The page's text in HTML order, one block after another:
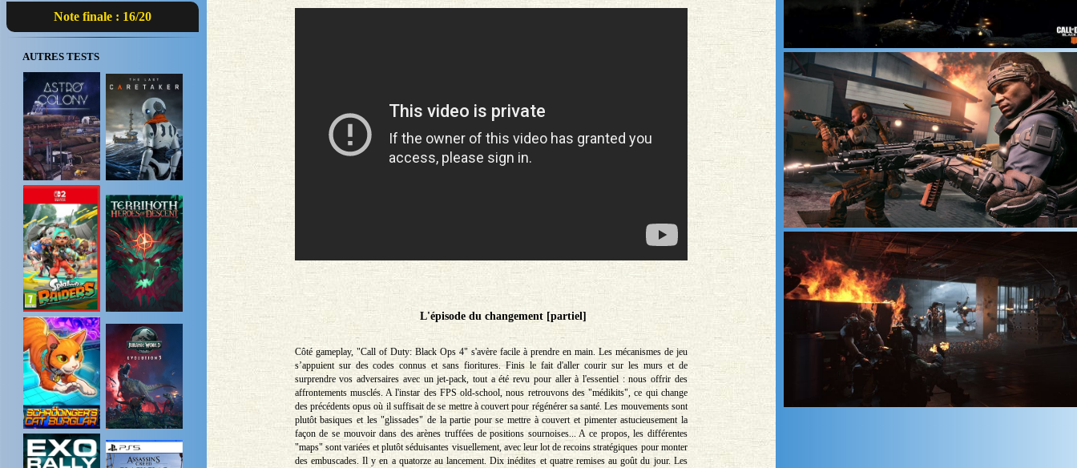
Note finale : 16/20
AUTRES TESTS
L'épisode du changement [partiel]
Côté gameplay, "Call of Duty: Black Ops 4" s'avère facile à prendre en main. Les mécanismes de jeu
s’appuient sur des codes connus et sans fioritures. Finis le fait d'aller courir sur les murs et de
surprendre vos adversaires avec un jet-pack, tout a été revu pour aller à l'essentiel : nous offrir des
affrontements musclés. A l'instar des FPS old-school, nous retrouvons des "médikits", ce qui change
des précédents opus où il suffisait de se mettre à couvert pour régénérer sa santé. Les mouvements sont
plutôt basiques et les "glissades" de la partie pour se mettre à couvert et pimenter astucieusement la
façon de se mouvoir dans des arènes truffées de positions sournoises... A ce propos, les différentes
"maps" sont variées et plutôt séduisantes visuellement, avec leur lot de recoins stratégiques pour monter
des embuscades. Il y en a quatorze au lancement. Dix inédites et quatre remises au goût du jour. Les